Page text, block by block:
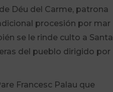
Déu del Carme, patrona
procesión por mar
se le rinde culto a Santa
del pueblo dirigido por
Francesc Palau que